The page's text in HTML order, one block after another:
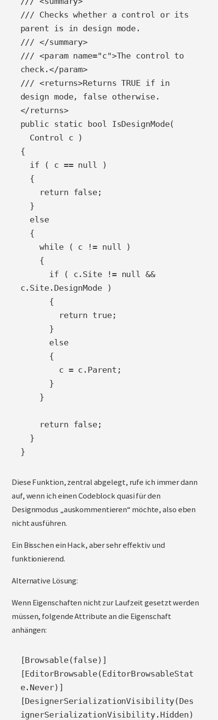
/// Checks whether a control or its
parent is in design mode.
/// </summary>
/// <param name="c">The control to
check.</param>
/// <returns>Returns TRUE if in
design mode, false otherwise.
</returns>
public static bool IsDesignMode(
{
    while ( c != null )
c.Site.DesignMode )
}
Diese Funktion, zentral abgelegt, rufe ich immer dann
auf, wenn ich einen Codeblock quasi für den
Designmodus „auskommentieren“ möchte, also eben
nicht ausführen.
Ein Bisschen ein Hack, aber sehr effektiv und
funktionierend.
Alternative Lösung:
Wenn Eigenschaften nicht zur Laufzeit gesetzt werden
müssen, folgende Attribute an die Eigenschaft
anhängen:
[Browsable(false)]
[EditorBrowsable(EditorBrowsableStat
e.Never)]
[DesignerSerializationVisibility(Des
ignerSerializationVisibility.Hidden)